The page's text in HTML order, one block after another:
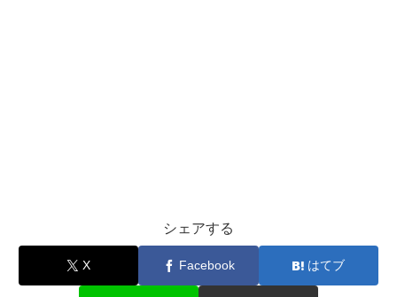
シェアする
X Facebook はてブ